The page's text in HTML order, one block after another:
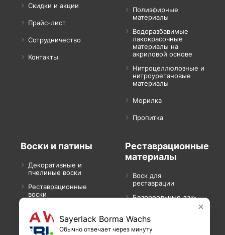
Скидки и акции
Прайс-лист
Сотрудничество
Контакты
Полиэфирные
материалы
Водоразбавимые
лакокрасочные
материалы на
акриловой основе
Нитроцеллюлозные и
нитроуретановые
материалы
Морилка
Пропитка
Воски и патины
Декоративные и
пчелиные воски
Реставрационные
воски
Воски для саун
Концентрированная
патина
Реставрационные
материалы
Воск для
реставрации
Безореольные лак-
Шпаклевка для
реставрации
Sayerlack Borma Wachs
Обычно отвечает через минуту